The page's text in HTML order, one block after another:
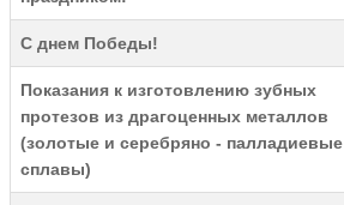
C днем Победы!
Показания к изготовлению зубных
протезов из драгоценных металлов
(золотые и серебряно - палладиевые
сплавы)